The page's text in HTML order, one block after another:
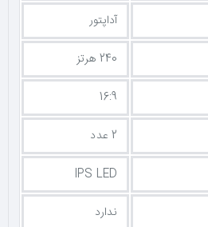
آداپتور
240 هرتز
16:9
2 عدد
IPS LED
ندارد